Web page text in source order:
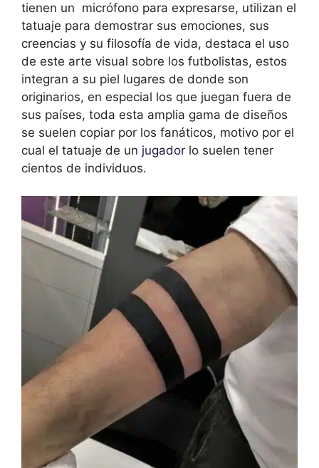
tienen un micrófono para expresarse, utilizan el
tatuaje para demostrar sus emociones, sus
creencias y su filosofía de vida, destaca el uso
de este arte visual sobre los futbolistas, estos
integran a su piel lugares de donde son
originarios, en especial los que juegan fuera de
sus países, toda esta amplia gama de diseños
se suelen copiar por los fanáticos, motivo por el
cual el tatuaje de un jugador lo suelen tener
cientos de individuos.